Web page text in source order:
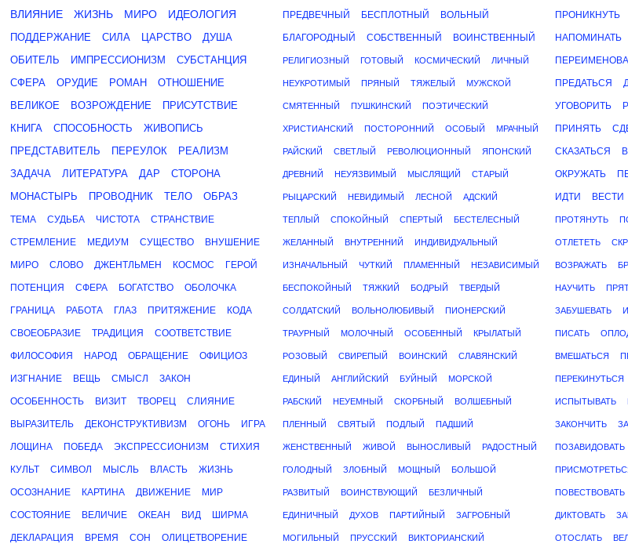
ВЛИЯНИЕ
ЖИЗНЬ МИРО ИДЕОЛОГИЯ
ПОДДЕРЖАНИЕ СИЛА ЦАРСТВО
ДУША
ОБИТЕЛЬ
ИМПРЕССИОНИЗМ
СУБСТАНЦИЯ
СФЕРА
ОРУДИЕ РОМАН
ОТНОШЕНИЕ
ВЕЛИКОЕ
ВОЗРОЖДЕНИЕ
ПРИСУТСТВИЕ
КНИГА
СПОСОБНОСТЬ
ЖИВОПИСЬ
ПРЕДСТАВИТЕЛЬ
ПЕРЕУЛОК
РЕАЛИЗМ
ЗАДАЧА
ЛИТЕРАТУРА ДАР
СТОРОНА
МОНАСТЫРЬ
ПРОВОДНИК ТЕЛО ОБРАЗ
ТЕМА СУДЬБА ЧИСТОТА СТРАНСТВИЕ
СТРЕМЛЕНИЕ МЕДИУМ СУЩЕСТВО ВНУШЕНИЕ
МИРО СЛОВО ДЖЕНТЛЬМЕН КОСМОС ГЕРОЙ
ПОТЕНЦИЯ СФЕРА БОГАТСТВО ОБОЛОЧКА
ГРАНИЦА РАБОТА ГЛАЗ ПРИТЯЖЕНИЕ КОДА
СВОЕОБРАЗИЕ ТРАДИЦИЯ СООТВЕТСТВИЕ
ФИЛОСОФИЯ НАРОД ОБРАЩЕНИЕ ОФИЦИОЗ
ИЗГНАНИЕ ВЕЩЬ СМЫСЛ ЗАКОН
ОСОБЕННОСТЬ ВИЗИТ ТВОРЕЦ СЛИЯНИЕ
ВЫРАЗИТЕЛЬ ДЕКОНСТРУКТИВИЗМ ОГОНЬ ИГРА
ЛОЩИНА ПОБЕДА ЭКСПРЕССИОНИЗМ СТИХИЯ
КУЛЬТ СИМВОЛ МЫСЛЬ ВЛАСТЬ ЖИЗНЬ
ОСОЗНАНИЕ КАРТИНА ДВИЖЕНИЕ МИР
СОСТОЯНИЕ ВЕЛИЧИЕ ОКЕАН ВИД ШИРМА
ДЕКЛАРАЦИЯ ВРЕМЯ СОН ОЛИЦЕТВОРЕНИЕ
ПРЕДВЕЧНЫЙ БЕСПЛОТНЫЙ ВОЛЬНЫЙ
БЛАГОРОДНЫЙ СОБСТВЕННЫЙ ВОИНСТВЕННЫЙ
РЕЛИГИОЗНЫЙ ГОТОВЫЙ КОСМИЧЕСКИЙ ЛИЧНЫЙ
НЕУКРОТИМЫЙ ПРЯНЫЙ ТЯЖЕЛЫЙ МУЖСКОЙ
СМЯТЕННЫЙ ПУШКИНСКИЙ ПОЭТИЧЕСКИЙ
ХРИСТИАНСКИЙ ПОСТОРОННИЙ ОСОБЫЙ МРАЧНЫЙ
РАЙСКИЙ СВЕТЛЫЙ РЕВОЛЮЦИОННЫЙ ЯПОНСКИЙ
ДРЕВНИЙ НЕУЯЗВИМЫЙ МЫСЛЯЩИЙ СТАРЫЙ
РЫЦАРСКИЙ НЕВИДИМЫЙ ЛЕСНОЙ АДСКИЙ
ТЕПЛЫЙ СПОКОЙНЫЙ СПЕРТЫЙ БЕСТЕЛЕСНЫЙ
ЖЕЛАННЫЙ ВНУТРЕННИЙ ИНДИВИДУАЛЬНЫЙ
ИЗНАЧАЛЬНЫЙ ЧУТКИЙ ПЛАМЕННЫЙ НЕЗАВИСИМЫЙ
БЕСПОКОЙНЫЙ ТЯЖКИЙ БОДРЫЙ ТВЕРДЫЙ
СОЛДАТСКИЙ ВОЛЬНОЛЮБИВЫЙ ПИОНЕРСКИЙ
ТРАУРНЫЙ МОЛОЧНЫЙ ОСОБЕННЫЙ КРЫЛАТЫЙ
РОЗОВЫЙ СВИРЕПЫЙ ВОИНСКИЙ СЛАВЯНСКИЙ
ЕДИНЫЙ АНГЛИЙСКИЙ БУЙНЫЙ МОРСКОЙ
РАБСКИЙ НЕУЕМНЫЙ СКОРБНЫЙ ВОЛШЕБНЫЙ
ПЛЕННЫЙ СВЯТЫЙ ПОДЛЫЙ ПАДШИЙ
ЖЕНСТВЕННЫЙ ЖИВОЙ ВЫНОСЛИВЫЙ РАДОСТНЫЙ
ГОЛОДНЫЙ ЗЛОБНЫЙ МОЩНЫЙ БОЛЬШОЙ
РАЗВИТЫЙ ВОИНСТВУЮЩИЙ БЕЗЛИЧНЫЙ
ЕДИНИЧНЫЙ ДУХОВ ПАРТИЙНЫЙ ЗАГРОБНЫЙ
МОГИЛЬНЫЙ ПРУССКИЙ ВИКТОРИАНСКИЙ
ПРОНИКНУТЬ
НАПОМИНАТЬ
ПРЕДАТЬСЯ
УГОВОРИТЬ
ПРИНЯТЬ
СКАЗАТЬСЯ
ОКРУЖАТЬ
ИДТИ ВЕСТИ
ПРОТЯНУТЬ
ОТЛЕТЕТЬ
ВОЗРАЖАТЬ
НАУЧИТЬ
ЗАБУШЕВАТЬ
ПИСАТЬ
ВМЕШАТЬСЯ
ПЕРЕКИНУТЬСЯ
ИСПЫТЫВАТЬ
ЗАКОНЧИТЬ
ПОЗАВИДОВАТЬ
ПОВЕСТВОВАТЬ
ДИКТОВАТЬ
ОТОСЛАТЬ